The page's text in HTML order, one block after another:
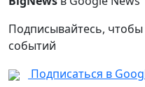
Подписывайтесь,
событий
Подписаться в